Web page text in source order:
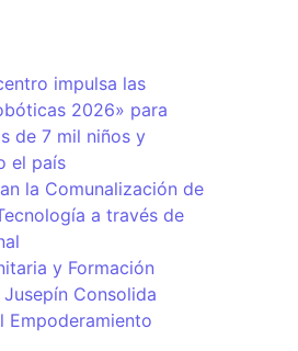
impulsa las
2026» para
de 7 mil niños y
el país
la Comunalización de
a través de
y Formación
Consolida
Empoderamiento